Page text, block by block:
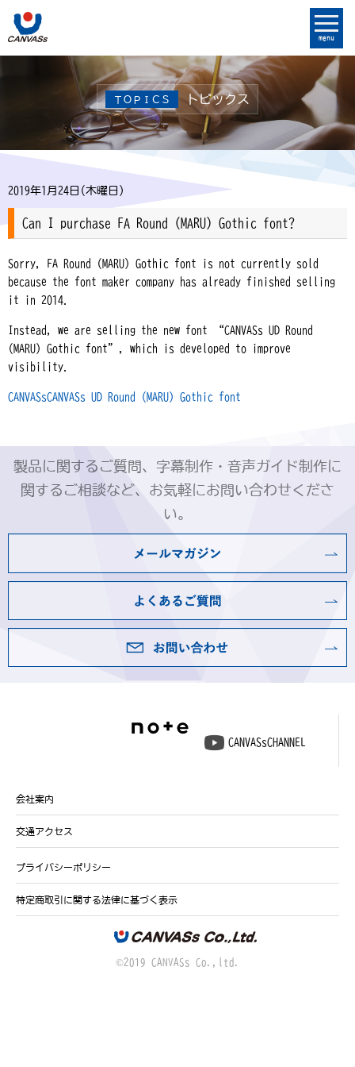
menu
ＴＯＰＩＣＳ トピックス
2019年1月24日(木曜日)
Can I purchase FA Round (MARU) Gothic font?
Sorry, FA Round (MARU) Gothic font is not currently sold
because the font maker company has already finished selling
it in 2014.
Instead, we are selling the new font “CANVASs UD Round
(MARU) Gothic font”, which is developed to improve
visibility.
CANVASsCANVASs UD Round (MARU) Gothic font
製品に関するご質問、字幕制作・音声ガイド制作に
関するご相談など、お気軽にお問い合わせくださ
い。
CANVASsCHANNEL
会社案内
交通アクセス
プライバシーポリシー
特定商取引に関する法律に基づく表示
©2019 CANVASs Co.,ltd.